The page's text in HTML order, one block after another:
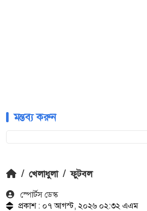
মন্তব্য করুন
/ খেলাধুলা / ফুটবল
স্পোর্টস ডেস্ক
প্রকাশ : ০৭ আগস্ট, ২০২৬ ০২:৩২ এএম